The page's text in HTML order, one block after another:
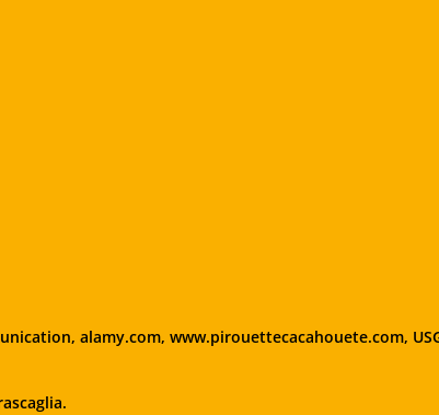
alamy.com, www.pirouettecacahouete.com,